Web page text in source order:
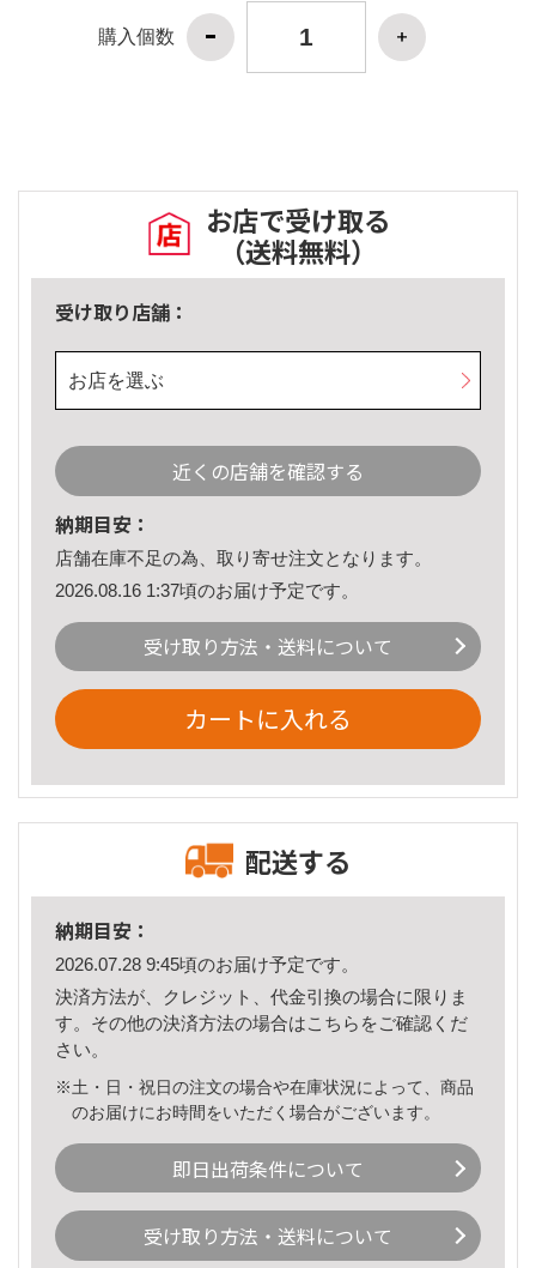
購入個数
お店で受け取る
（送料無料）
受け取り店舗：
お店を選ぶ
近くの店舗を確認する
納期目安：
店舗在庫不足の為、取り寄せ注文となります。
2026.08.16 1:37頃のお届け予定です。
受け取り方法・送料について
カートに入れる
配送する
納期目安：
2026.07.28 9:45頃のお届け予定です。
決済方法が、クレジット、代金引換の場合に限りま
す。その他の決済方法の場合はこちら をご確認くだ
さい。
※土・日・祝日の注文の場合や在庫状況によって、商品
のお届けにお時間をいただく場合がございます。
即日出荷条件について
受け取り方法・送料について